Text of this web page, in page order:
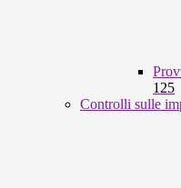
125
Controlli sulle